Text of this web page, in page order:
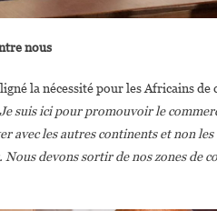
nous
la nécessité pour les Africains
suis ici pour promouvoir le
avec les autres continents et non
devons sortir de nos zones de